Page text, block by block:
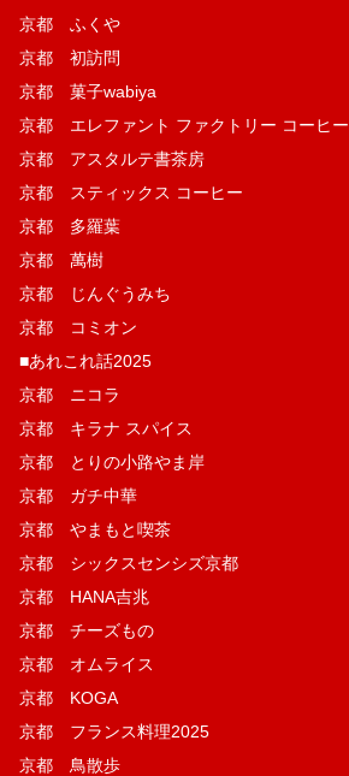
京都 ふくや
京都 初訪問
京都 菓子wabiya
京都 エレファント ファクトリー コーヒー
京都 アスタルテ書茶房
京都 スティックス コーヒー
京都 多羅葉
京都 萬樹
京都 じんぐうみち
京都 コミオン
■あれこれ話2025
京都 ニコラ
京都 キラナ スパイス
京都 とりの小路やま岸
京都 ガチ中華
京都 やまもと喫茶
京都 シックスセンシズ京都
京都 HANA吉兆
京都 チーズもの
京都 オムライス
京都 KOGA
京都 フランス料理2025
京都 鳥散歩